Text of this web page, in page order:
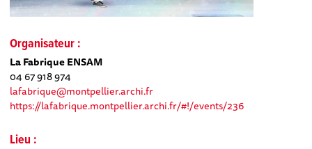
Organisateur :
La Fabrique ENSAM
04 67 918 974
lafabrique@montpellier.archi.fr
https://lafabrique.montpellier.archi.fr/#!/events/236
Lieu :